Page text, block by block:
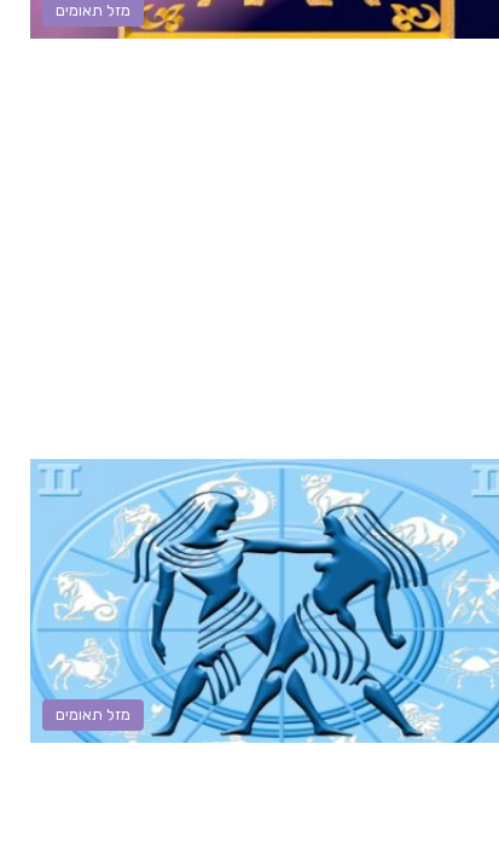
מזל תאומים
מזל תאומים